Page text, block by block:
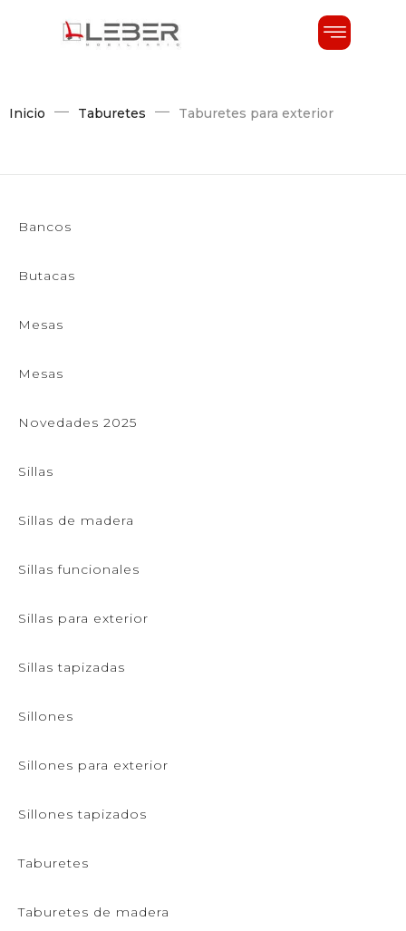
Inicio Taburetes Taburetes para exterior
Bancos
Butacas
Mesas
Mesas
Novedades 2025
Sillas
Sillas de madera
Sillas funcionales
Sillas para exterior
Sillas tapizadas
Sillones
Sillones para exterior
Sillones tapizados
Taburetes
Taburetes de madera